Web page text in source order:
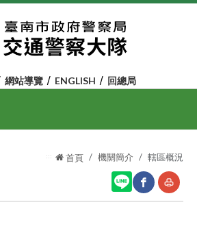
網站導覽 ENGLISH 回總局
::: 首頁 機關簡介 轄區概況